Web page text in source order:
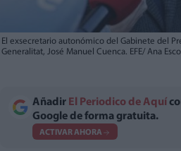
El exsecretario autonómico del Gabinete del
Generalitat, José Manuel Cuenca. EFE/ Ana
Añadir El Periodico de Aquí
Google de forma gratuita.
ACTIVAR AHORA